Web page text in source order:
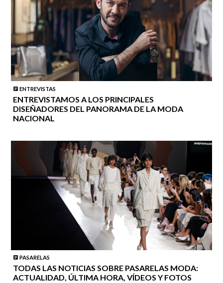
ENTREVISTAS
ENTREVISTAMOS A LOS PRINCIPALES
DISEÑADORES DEL PANORAMA DE LA MODA
NACIONAL
PASARELAS
TODAS LAS NOTICIAS SOBRE PASARELAS MODA:
ACTUALIDAD, ÚLTIMA HORA, VÍDEOS Y FOTOS